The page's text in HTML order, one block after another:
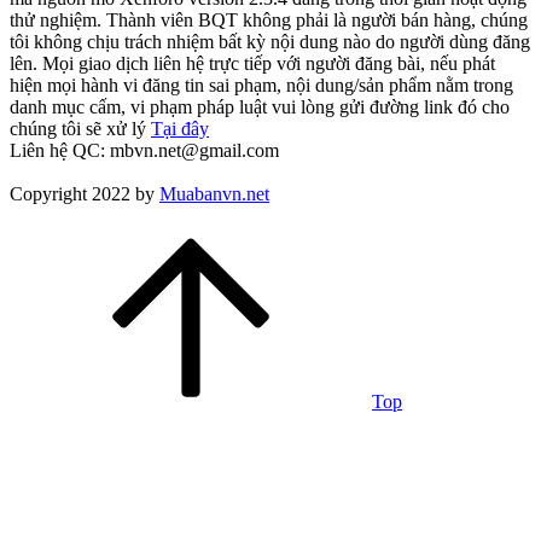
thử nghiệm. Thành viên BQT không phải là người bán hàng, chúng
tôi không chịu trách nhiệm bất kỳ nội dung nào do người dùng đăng
lên. Mọi giao dịch liên hệ trực tiếp với người đăng bài, nếu phát
hiện mọi hành vi đăng tin sai phạm, nội dung/sản phẩm nằm trong
danh mục cấm, vi phạm pháp luật vui lòng gửi đường link đó cho
chúng tôi sẽ xử lý Tại đây
Liên hệ QC: mbvn.net@gmail.com
Copyright 2022 by Muabanvn.net
Top